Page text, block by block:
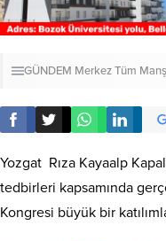
GÜNDEM MerkezTüm
Yozgat Rıza Kayaalp
tedbirleri kapsamında
Kongresi büyük bir